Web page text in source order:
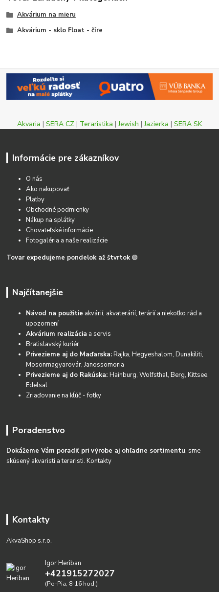
Akvárium na mieru
Akvárium - sklo Float - číre
Akvaria | SERA CZ | Teraristika |Jewish |Jazierka | SERA SK
Informácie pre zákazníkov
O nás
Ako nakupovať
Platby
Obchodné podmienky
Nákup na splátky
Chovateľské informácie
Fotogaléria a naše realizácie
Tovar expedujeme pondelok až štvrtok 🟢
Najčítanejšie
Návod na použitie akvárií, akvaterárií, terárií a niekoľko rád a
upozornení
Akvárium realizácia a servis
Bratislavský kuriér
Privezieme aj do Maďarska:Rajka, Hegyeshalom, Dunakiliti,
Mosonmagyarovár, Janossomoria
Privezieme aj do Rakúska:Hainburg, Wolfsthal, Berg, Kittsee,
Edelsal
Zriaďovanie na kĺúč - fotky
Poradenstvo
Dokážeme Vám poradiť pri výrobe aj ohľadne sortimentu, sme
skúsený akvaristi a teraristi.Kontakty
Kontakty
AkvaShop s.r.o.
Igor Heriban
+421915272027
(Po-Pia, 8-16 hod.)